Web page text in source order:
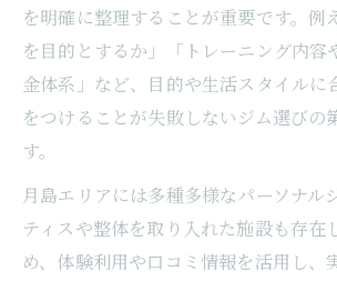
点
トレーナーとの相性がパーソ
の決め手
パーソナルジムの料金体系
パーソナルジムのサポート
認する
パーソナルジム体験で得ら
を明確に整理することが重要です。例
を目的とするか」「トレーニング内容
金体系」など、目的や生活スタイルに
をつけることが失敗しないジム選びの
す。
月島エリアには多種多様なパーソナル
ティスや整体を取り入れた施設も存在
め、体験利用や口コミ情報を活用し、